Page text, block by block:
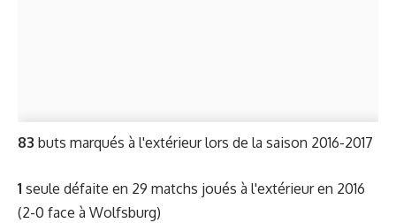
83 buts marqués à l'extérieur lors de la saison 2016-2017
1 seule défaite en 29 matchs joués à l'extérieur en 2016
(2-0 face à Wolfsburg)